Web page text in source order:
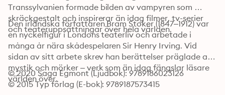
Transsylvanien formade bilden av vampyren som
skräckgestalt och inspirerar än idag filmer, tv-serier
och teateruppsättningar över hela världen.
Den irländska författaren Bram Stoker (1847–1912) var
en nyckelfigur i Londons teaterliv och arbetade i
många år nära skådespelaren Sir Henry Irving. Vid
sidan av sitt arbete skrev han berättelser präglade av
mystik och mörker – verk som än idag fängslar läsare
världen över.
© 2020 Saga Egmont (Ljudbok): 9789186023126
© 2015 Typ förlag (E-bok): 9789187573415